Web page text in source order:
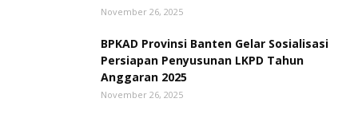
November 26, 2025
BPKAD Provinsi Banten Gelar Sosialisasi
Persiapan Penyusunan LKPD Tahun
Anggaran 2025
November 26, 2025